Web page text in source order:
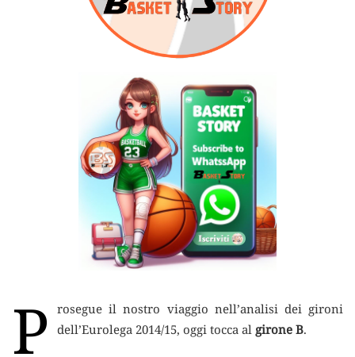
P
rosegue il nostro viaggio nell’analisi dei gironi
dell’Eurolega 2014/15, oggi tocca al girone B.